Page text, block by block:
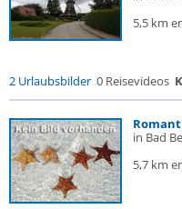
5,5 km
2 Urlaubsbilder 0 Reisevideos
in Bad
5,7 km